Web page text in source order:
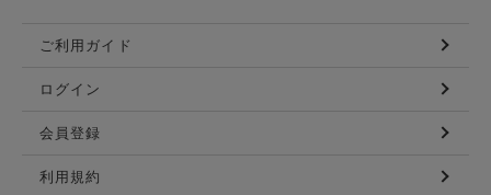
ご利用ガイド
ログイン
会員登録
利用規約